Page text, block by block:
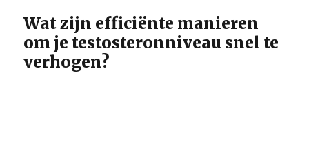
Wat zijn efficiënte manieren
om je testosteronniveau snel te
verhogen?